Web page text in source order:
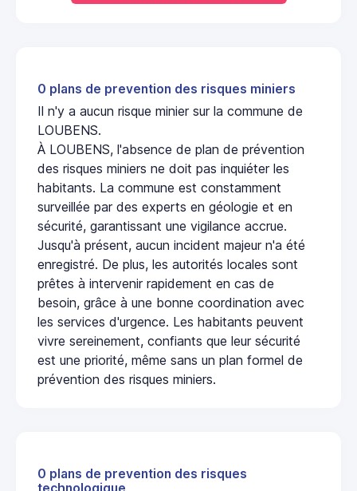
0 plans de prevention des risques miniers
Il n'y a aucun risque minier sur la commune de
LOUBENS.
À LOUBENS, l'absence de plan de prévention
des risques miniers ne doit pas inquiéter les
habitants. La commune est constamment
surveillée par des experts en géologie et en
sécurité, garantissant une vigilance accrue.
Jusqu'à présent, aucun incident majeur n'a été
enregistré. De plus, les autorités locales sont
prêtes à intervenir rapidement en cas de
besoin, grâce à une bonne coordination avec
les services d'urgence. Les habitants peuvent
vivre sereinement, confiants que leur sécurité
est une priorité, même sans un plan formel de
prévention des risques miniers.
0 plans de prevention des risques